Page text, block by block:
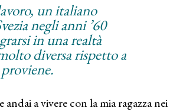
un italiano
negli anni ’60
in una realtà
diversa rispetto a
a vivere con la mia ragazza nei